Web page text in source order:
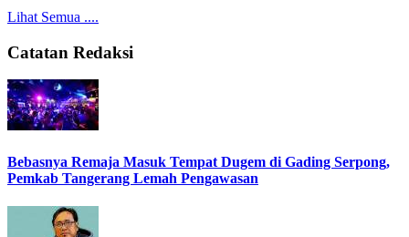
Lihat Semua ....
Catatan Redaksi
Bebasnya Remaja Masuk Tempat Dugem di Gading Serpong,
Pemkab Tangerang Lemah Pengawasan